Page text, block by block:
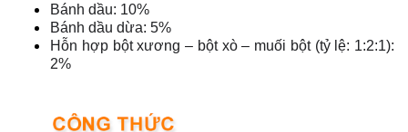
Bánh dầu: 10%
Bánh dầu dừa: 5%
Hỗn hợp bột xương – bột xò – muối bột (tỷ lệ: 1:2:1):
2%